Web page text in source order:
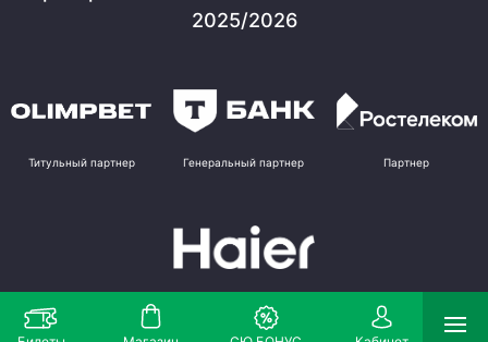
2025/2026
Титульный партнер Генеральный партнер Партнер